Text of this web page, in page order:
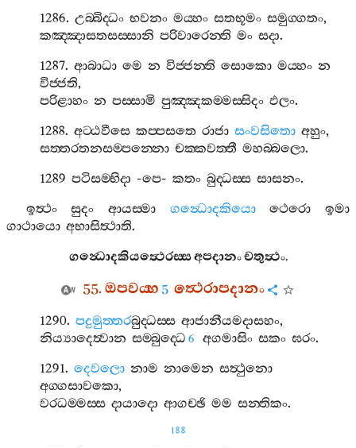
1286.උබ‍්බිද‍්ධං භවනං මය‍්හං සතභූමං සමුග‍්ගතං,
කඤ‍්ඤාසතසස‍්සානි පරිවාරෙන‍්ති මං සදා.
1287.ආබාධා මෙ න විජ‍්ජන‍්ති සොකො මය‍්හං න
විජ‍්ජති,
පරිළාහං න පස‍්සාමි පුඤ‍්ඤකම‍්මස‍්සිදං ඵලං.
1288.අට‍්ඨවීසෙ කප‍්පසතෙ රාජා සංවසිතො අහුං,
සත‍්තරතනසම‍්පන‍්නො චක‍්කවත‍්තී මහබ‍්බලො.
1289පටිසම‍්භිදා -පෙ-කතං බුද‍්ධස‍්ස සාසනං.
ඉත්‍ථං
සුදං ආයස‍්මා ගන්‍ධොදකියො ථෙරො
ඉමා
ගාථායො අභාසිත්‍ථාති.
ගන්‍ධොදකියත්‍ථෙරස‍්සඅපදානංචතුත්‍ථං.
55.ඔපවය‍්හ 5 ත්‍ථෙරාපදානං
1290.පදුමුත‍්තරබුද‍්ධස‍්ස ආජානීයමදාසහං,
නිය්‍යාදෙත්‍වාන සම‍්බුද‍්ධෙ 6 අගමාසිං සකං ඝරං.
1291.දෙවලො නාම නාමෙන සත්‍ථුනො
අග‍්ගසාවකො,
වරධම‍්මස‍්ස දායාදො ආගච‍්ඡි මම සන‍්තිකං.
188